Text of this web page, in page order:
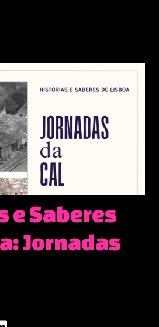
e Saberes
Jornadas